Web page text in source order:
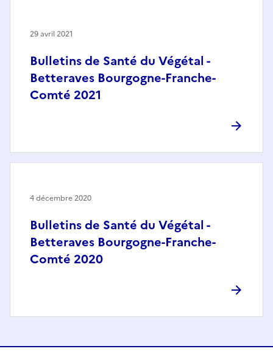
Bulletins de Santé du Végétal -
Betteraves Bourgogne-Franche-
Comté 2021
29 avril 2021
Bulletins de Santé du Végétal -
Betteraves Bourgogne-Franche-
Comté 2020
4 décembre 2020